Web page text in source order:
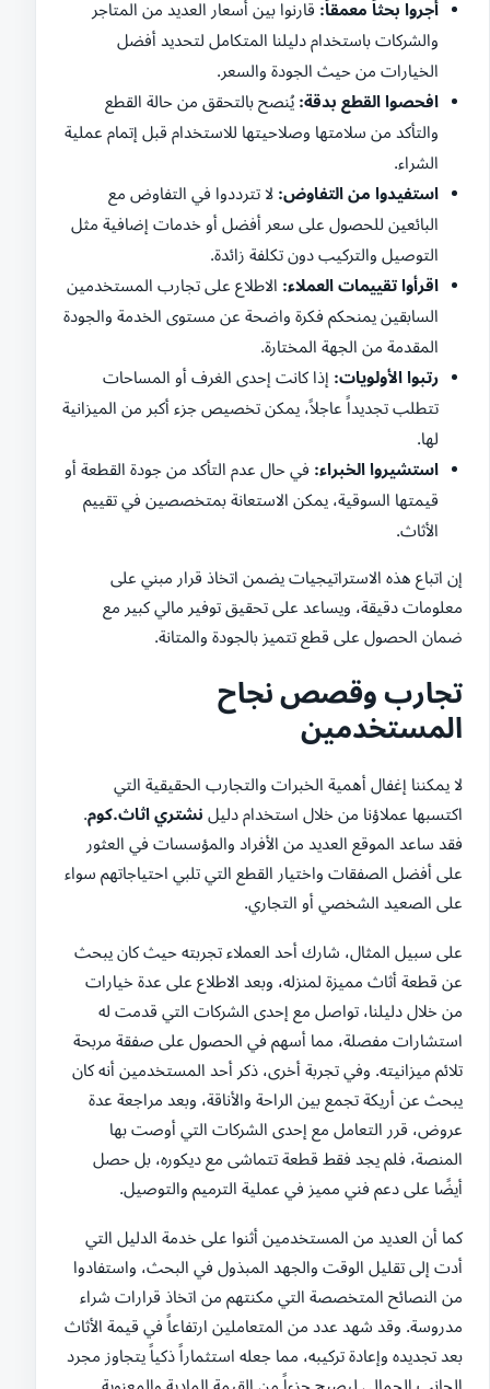
أجروا بحثاً معمقاً: قارنوا بين أسعار العديد من المتاجر
والشركات باستخدام دليلنا المتكامل لتحديد أفضل
الخيارات من حيث الجودة والسعر.
افحصوا القطع بدقة: يُنصح بالتحقق من حالة القطع
والتأكد من سلامتها وصلاحيتها للاستخدام قبل إتمام عملية
الشراء.
استفيدوا من التفاوض: لا تترددوا في التفاوض مع
البائعين للحصول على سعر أفضل أو خدمات إضافية مثل
التوصيل والتركيب دون تكلفة زائدة.
اقرأوا تقييمات العملاء: الاطلاع على تجارب المستخدمين
السابقين يمنحكم فكرة واضحة عن مستوى الخدمة والجودة
المقدمة من الجهة المختارة.
رتبوا الأولويات: إذا كانت إحدى الغرف أو المساحات
تتطلب تجديداً عاجلاً، يمكن تخصيص جزء أكبر من الميزانية
لها.
استشيروا الخبراء: في حال عدم التأكد من جودة القطعة أو
قيمتها السوقية، يمكن الاستعانة بمتخصصين في تقييم
الأثاث.
إن اتباع هذه الاستراتيجيات يضمن اتخاذ قرار مبني على
معلومات دقيقة، ويساعد على تحقيق توفير مالي كبير مع
ضمان الحصول على قطع تتميز بالجودة والمتانة.
تجارب وقصص نجاح
المستخدمين
لا يمكننا إغفال أهمية الخبرات والتجارب الحقيقية التي
اكتسبها عملاؤنا من خلال استخدام دليل نشتري اثاث.كوم.
فقد ساعد الموقع العديد من الأفراد والمؤسسات في العثور
على أفضل الصفقات واختيار القطع التي تلبي احتياجاتهم سواء
على الصعيد الشخصي أو التجاري.
على سبيل المثال، شارك أحد العملاء تجربته حيث كان يبحث
عن قطعة أثاث مميزة لمنزله، وبعد الاطلاع على عدة خيارات
من خلال دليلنا، تواصل مع إحدى الشركات التي قدمت له
استشارات مفصلة، مما أسهم في الحصول على صفقة مربحة
تلائم ميزانيته. وفي تجربة أخرى، ذكر أحد المستخدمين أنه كان
يبحث عن أريكة تجمع بين الراحة والأناقة، وبعد مراجعة عدة
عروض، قرر التعامل مع إحدى الشركات التي أوصت بها
المنصة، فلم يجد فقط قطعة تتماشى مع ديكوره، بل حصل
أيضًا على دعم فني مميز في عملية الترميم والتوصيل.
كما أن العديد من المستخدمين أثنوا على خدمة الدليل التي
أدت إلى تقليل الوقت والجهد المبذول في البحث، واستفادوا
من النصائح المتخصصة التي مكنتهم من اتخاذ قرارات شراء
مدروسة. وقد شهد عدد من المتعاملين ارتفاعاً في قيمة الأثاث
بعد تجديده وإعادة تركيبه، مما جعله استثماراً ذكياً يتجاوز مجرد
الجانب الجمالي ليصبح جزءاً من القيمة المادية والمعنوية